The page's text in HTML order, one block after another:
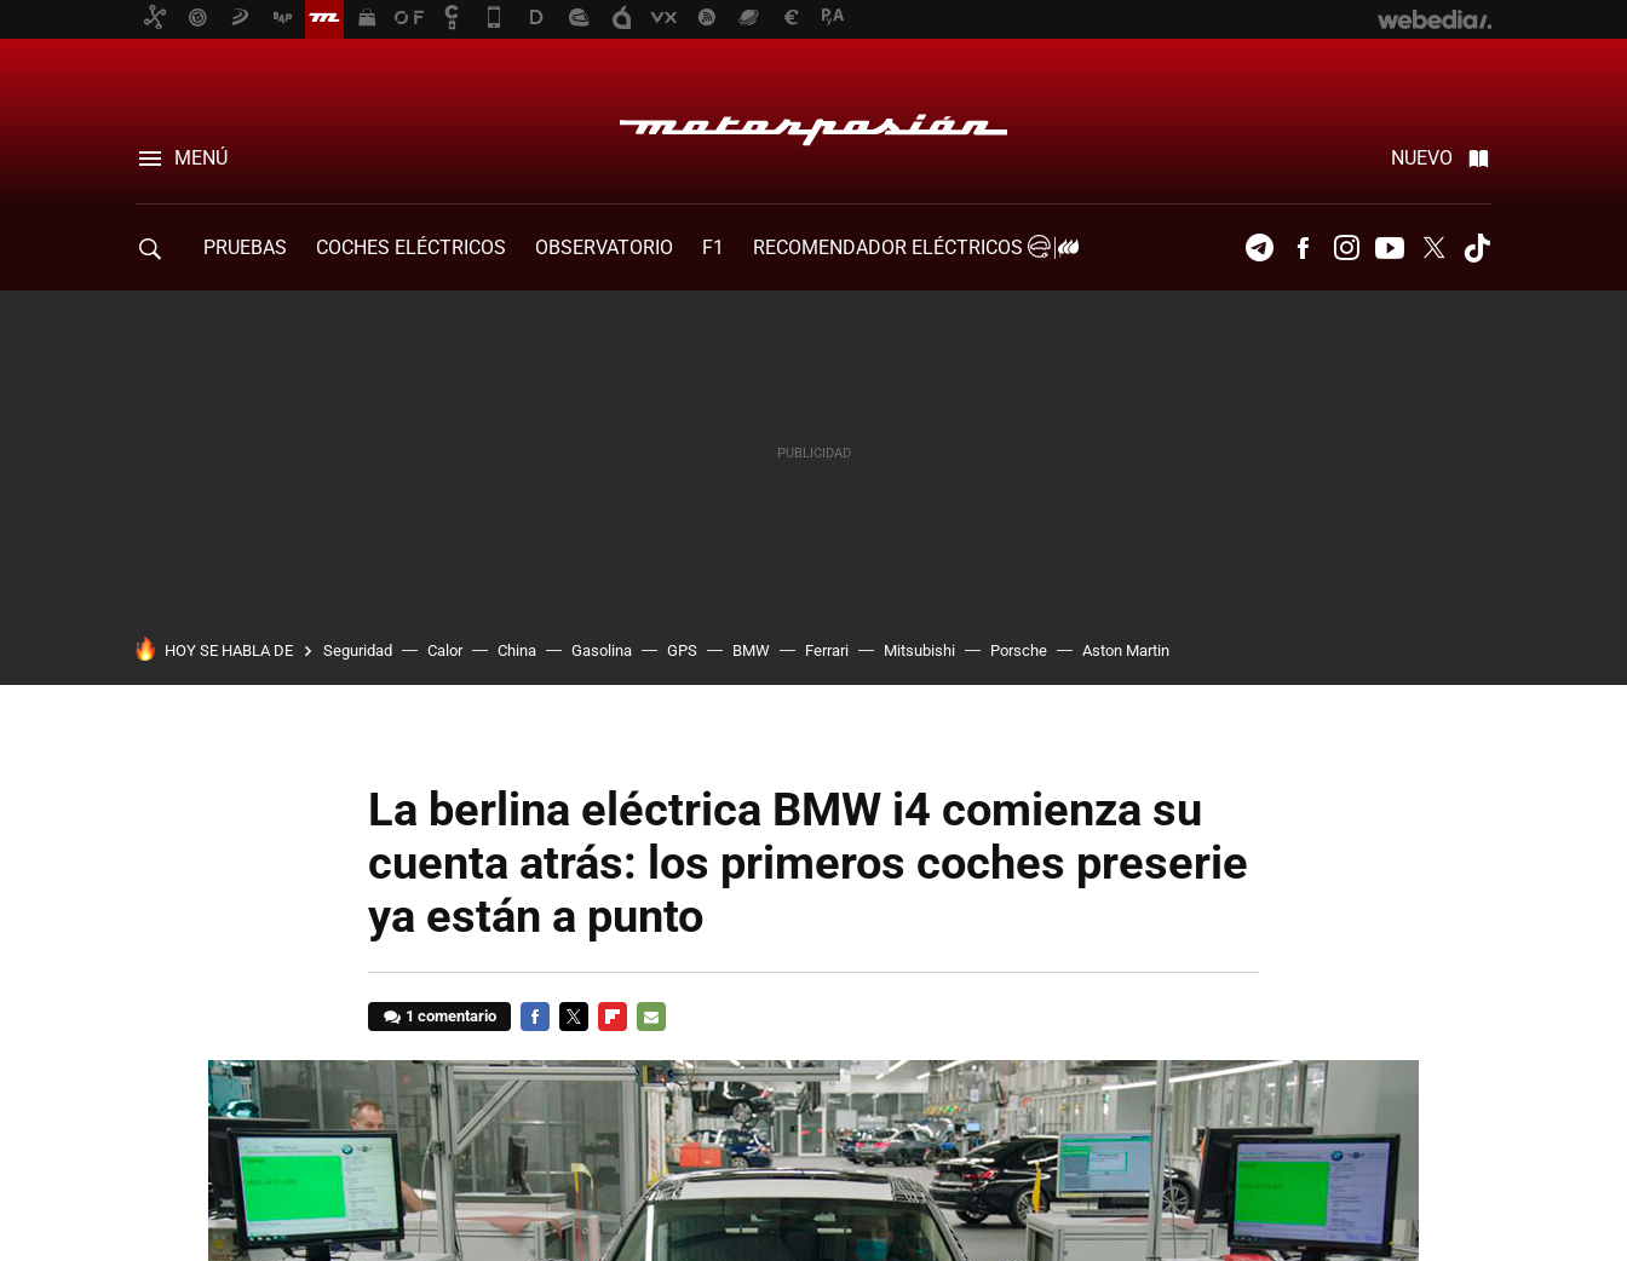
MENÚ NUEVO
PRUEBAS COCHES ELÉCTRICOS OBSERVATORIO F1
RECOMENDADOR ELÉCTRICOS
TelegramFacebookInstagramYoutubeTwitter
HOY SE HABLA DE Seguridad Calor China Gasolina GPS BMW Ferrari Mitsubishi Porsche Aston Martin
La berlina eléctrica BMW i4 comienza su
cuenta atrás: los primeros coches preserie
ya están a punto
1 comentario
MAIL